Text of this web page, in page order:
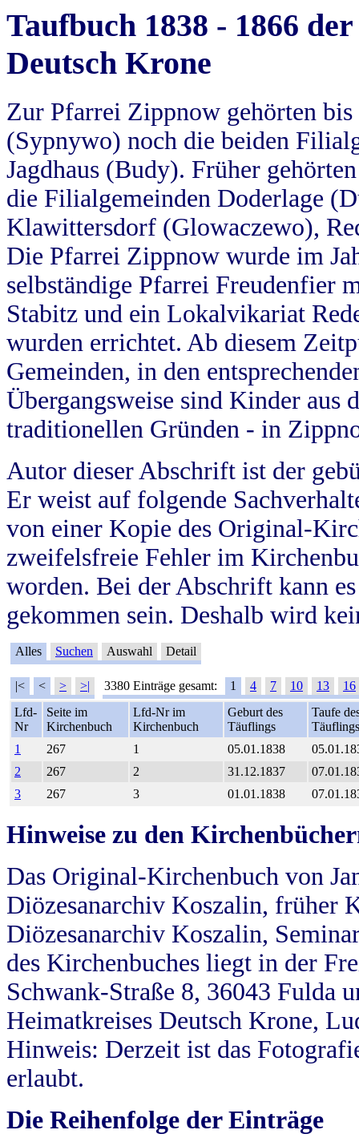
Taufbuch 1838 - 1866
Deutsch Krone
Zur Pfarrei Zippnow gehörten
(Sypnywo) noch die beiden
Jagdhaus (Budy). Früher
die Filialgemeinden Doderlage
Klawittersdorf (Glowaczewo),
Die Pfarrei Zippnow wurde im
selbständige Pfarrei Freudenfier
Stabitz und ein Lokalvikariat
wurden errichtet. Ab diesem
Gemeinden, in den
Übergangsweise sind Kinder aus
traditionellen Gründen - in
Autor dieser Abschrift ist der
Er weist auf folgende
von einer Kopie des Original-
zweifelsfreie Fehler im
worden. Bei der Abschrift kann
gekommen sein. Deshalb wird
Alles Suchen Auswahl Detail
|< < > >| 3380 Einträge gesamt: 1 4 7 10 13
16
Lfd-
Nr
Seite im
Kirchenbuch
Lfd-Nr im
Kirchenbuch
Geburt des
Täuflings
Taufe
Täuflings
1
267 1 05.01.1838
2
267 2 31.12.1837
3
267 3 01.01.1838
Hinweise zu den
Das Original-Kirchenbuch von
Diözesanarchiv Koszalin, früher
Diözesanarchiv Koszalin,
des Kirchenbuches liegt in der
Schwank-Straße 8, 36043 Fulda
Heimatkreises Deutsch Krone,
Hinweis: Derzeit ist das
erlaubt.
Die Reihenfolge der Einträge